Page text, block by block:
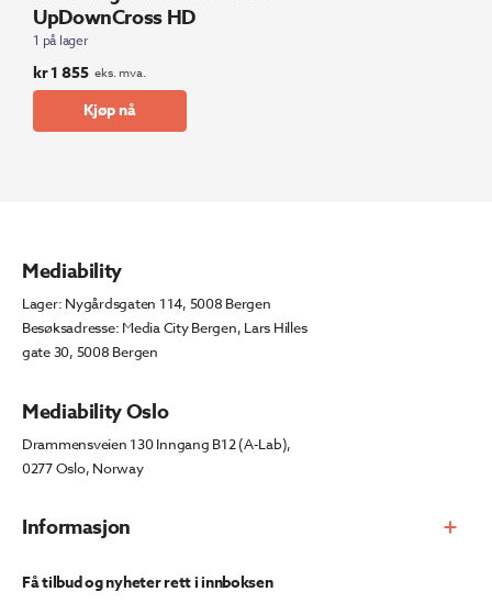
UpDownCross HD
1 på lager
kr1 855 eks. mva.
Kjøp nå
Informasjon
Mediability
Lager: Nygårdsgaten 114, 5008 Bergen
Besøksadresse: Media City Bergen, Lars Hilles
gate 30, 5008 Bergen
Mediability Oslo
Drammensveien 130 Inngang B12 (A-Lab),
0277 Oslo, Norway
Få tilbud og nyheter rett i innboksen